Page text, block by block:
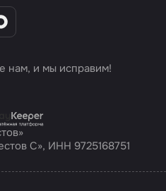
нам, и мы исправим!
С», ИНН 9725168751